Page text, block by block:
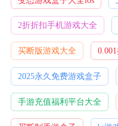
2折折扣手机游戏大全
买断版游戏大全
2025永久免费游戏盒子
手游充值福利平台大全